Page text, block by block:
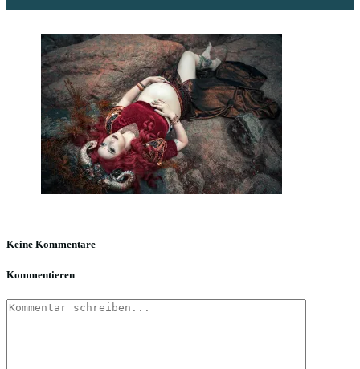
Keine Kommentare
Kommentieren